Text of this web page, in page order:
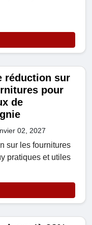
réduction sur
pour
de
02, 2027
sur les fournitures
pratiques et utiles